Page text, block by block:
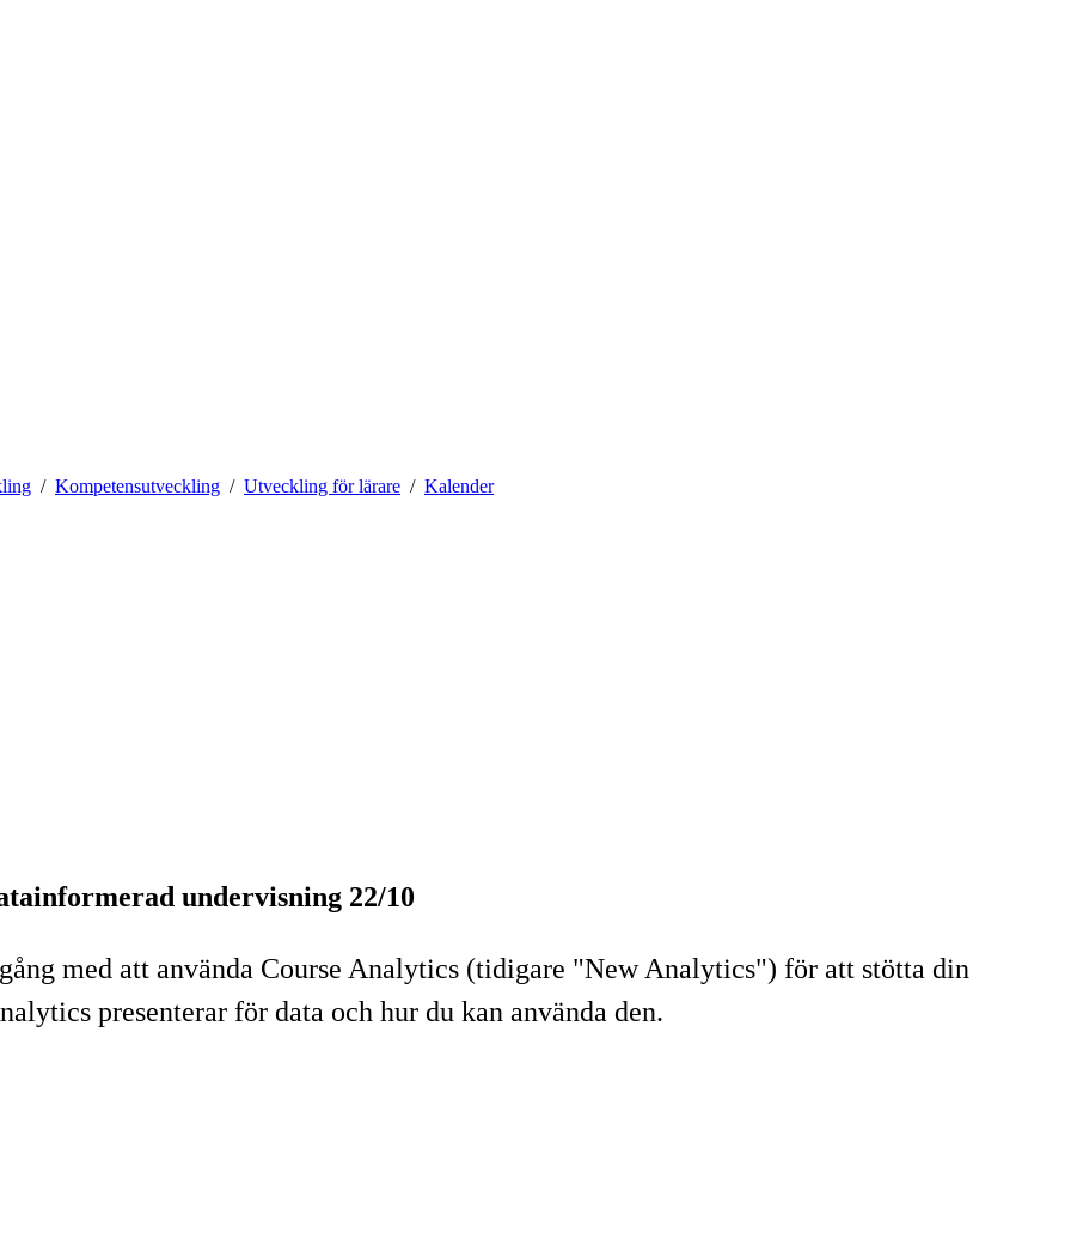
Kompetensutveckling Utveckling för lärare Kalender
undervisning 22/10
med att använda Course Analytics (tidigare "New Analytics") för att stötta din
presenterar för data och hur du kan använda den.